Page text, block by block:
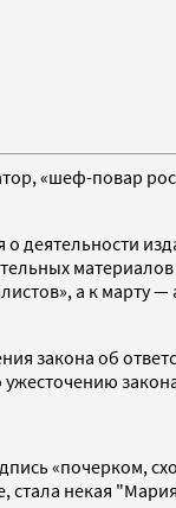
«шеф-повар
а к марту
закона об
«почерком,
некая